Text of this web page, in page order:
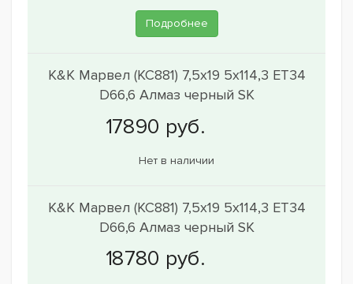
Подробнее
K&K Марвел (КС881) 7,5x19 5x114,3 ET34
D66,6 Алмаз черный SK
Нет в наличии
K&K Марвел (КС881) 7,5x19 5x114,3 ET34
D66,6 Алмаз черный SK